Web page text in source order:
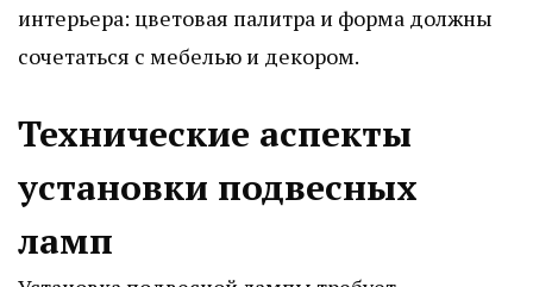
интерьера: цветовая палитра и форма должны
сочетаться с мебелью и декором.
Технические аспекты
установки подвесных
ламп